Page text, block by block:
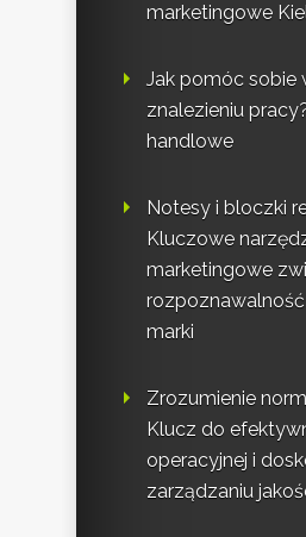
marketingowe
Jak pomóc sobie
znalezieniu
handlowe
Notesy i bloczki
Kluczowe
marketingowe
marki
Zrozumienie
Klucz do
operacyjnej i
zarządzaniu